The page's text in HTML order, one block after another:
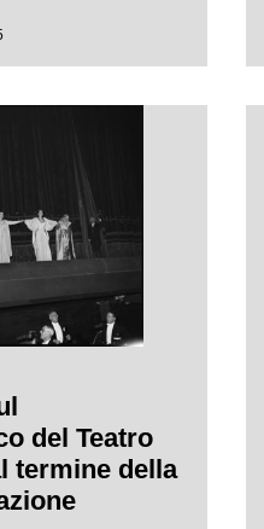
con la
del Teatro
termine della